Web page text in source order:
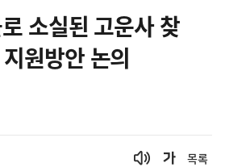
소실된 고운사 찾
원방안 논의
목록